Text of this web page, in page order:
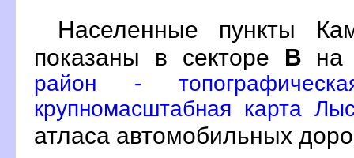
Населенные пункты
показаны в секторе
на
район -
крупномасштабная карта
атласа автомобильных